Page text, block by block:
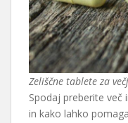
Zeliščne tablete za
Spodaj preberite več
in kako lahko